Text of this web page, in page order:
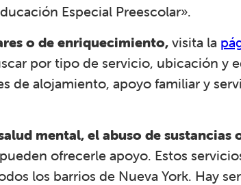
Especial Preescolar».
o de enriquecimiento,visita la
por tipo de servicio, ubicación y
de alojamiento, apoyo familiar y
mental, el abuso de sustancias
ofrecerle apoyo. Estos
los barrios de Nueva York. Hay